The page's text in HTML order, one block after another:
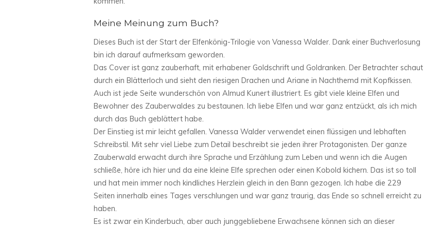
Meine Meinung zum Buch?
Dieses Buch ist der Start der Elfenkönig-Trilogie von Vanessa Walder. Dank einer Buchverlosung
bin ich darauf aufmerksam geworden.
Das Cover ist ganz zauberhaft, mit erhabener Goldschrift und Goldranken. Der Betrachter schaut
durch ein Blätterloch und sieht den riesigen Drachen und Ariane in Nachthemd mit Kopfkissen.
Auch ist jede Seite wunderschön von Almud Kunert illustriert. Es gibt viele kleine Elfen und
Bewohner des Zauberwaldes zu bestaunen. Ich liebe Elfen und war ganz entzückt, als ich mich
durch das Buch geblättert habe.
Der Einstieg ist mir leicht gefallen. Vanessa Walder verwendet einen flüssigen und lebhaften
Schreibstil. Mit sehr viel Liebe zum Detail beschreibt sie jeden ihrer Protagonisten. Der ganze
Zauberwald erwacht durch ihre Sprache und Erzählung zum Leben und wenn ich die Augen
schließe, höre ich hier und da eine kleine Elfe sprechen oder einen Kobold kichern. Das ist so toll
und hat mein immer noch kindliches Herzlein gleich in den Bann gezogen. Ich habe die 229
Seiten innerhalb eines Tages verschlungen und war ganz traurig, das Ende so schnell erreicht zu
haben.
Es ist zwar ein Kinderbuch, aber auch junggebliebene Erwachsene können sich an dieser